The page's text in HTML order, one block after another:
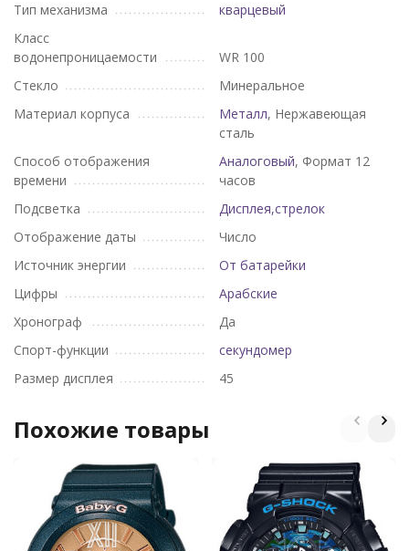
Тип механизма
кварцевый
Класс
водонепроницаемости
WR 100
Стекло
Минеральное
Материал корпуса
Металл, Нержавеющая
сталь
Способ отображения
времени
Аналоговый, Формат 12
часов
Подсветка
Дисплея,стрелок
Отображение даты
Число
Источник энергии
От батарейки
Цифры
Арабские
Хронограф
Да
Спорт-функции
секундомер
Размер дисплея
45
Похожие товары